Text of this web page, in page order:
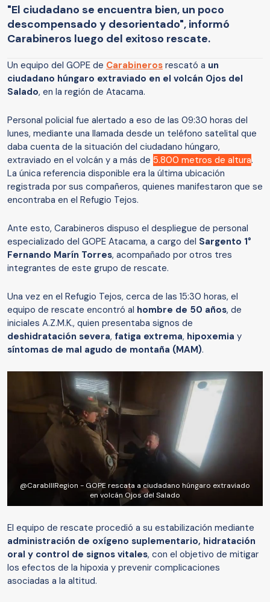
"El ciudadano se encuentra bien, un poco
descompensado y desorientado", informó
Carabineros luego del exitoso rescate.
Un equipo del GOPE de Carabineros rescató a un
ciudadano húngaro extraviado en el volcán Ojos del
Salado, en la región de Atacama.
Personal policial fue alertado a eso de las 09:30 horas del
lunes, mediante una llamada desde un teléfono satelital que
daba cuenta de la situación del ciudadano húngaro,
extraviado en el volcán y a más de 5.800 metros de altura.
La única referencia disponible era la última ubicación
registrada por sus compañeros, quienes manifestaron que se
encontraba en el Refugio Tejos.
Ante esto, Carabineros dispuso el despliegue de personal
especializado del GOPE Atacama, a cargo del Sargento 1°
Fernando Marín Torres, acompañado por otros tres
integrantes de este grupo de rescate.
Una vez en el Refugio Tejos, cerca de las 15:30 horas, el
equipo de rescate encontró al hombre de 50 años, de
iniciales A.Z.M.K., quien presentaba signos de
deshidratación severa, fatiga extrema, hipoxemia y
síntomas de mal agudo de montaña (MAM).
@CarabIIIRegion - GOPE rescata a ciudadano húngaro extraviado
en volcán Ojos del Salado
El equipo de rescate procedió a su estabilización mediante
administración de oxígeno suplementario, hidratación
oral y control de signos vitales, con el objetivo de mitigar
los efectos de la hipoxia y prevenir complicaciones
asociadas a la altitud.